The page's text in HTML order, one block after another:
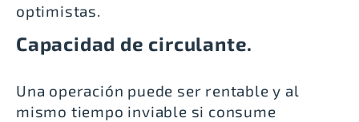
optimistas.
Capacidad de circulante.
Una operación puede ser rentable y al
mismo tiempo inviable si consume